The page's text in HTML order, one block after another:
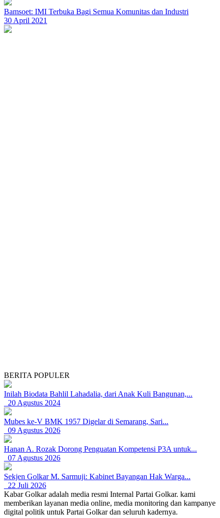
Bamsoet: IMI Terbuka Bagi Semua Komunitas dan Industri
30 April 2021
BERITA POPULER
Inilah Biodata Bahlil Lahadalia, dari Anak Kuli Bangunan,...
20 Agustus 2024
Mubes ke-V BMK 1957 Digelar di Semarang, Sari...
09 Agustus 2026
Hanan A. Rozak Dorong Penguatan Kompetensi P3A untuk...
07 Agustus 2026
Sekjen Golkar M. Sarmuji: Kabinet Bayangan Hak Warga...
22 Juli 2026
Kabar Golkar adalah media resmi Internal Partai Golkar. kami
memberikan layanan media online, media monitoring dan kampanye
digital politik untuk Partai Golkar dan seluruh kadernya.